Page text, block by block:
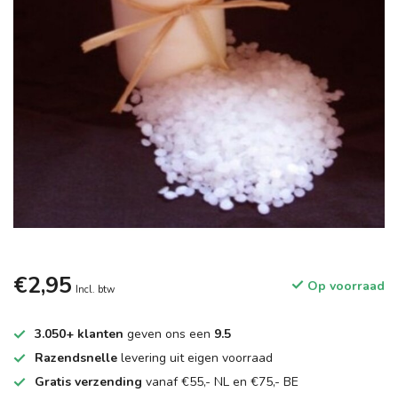
€2,95 Incl. btw Op voorraad
3.050+ klanten geven ons een 9.5
Razendsnelle levering uit eigen voorraad
Gratis verzending vanaf €55,- NL en €75,- BE